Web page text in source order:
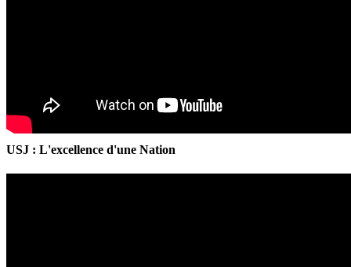
USJ : L'excellence d'une Nation